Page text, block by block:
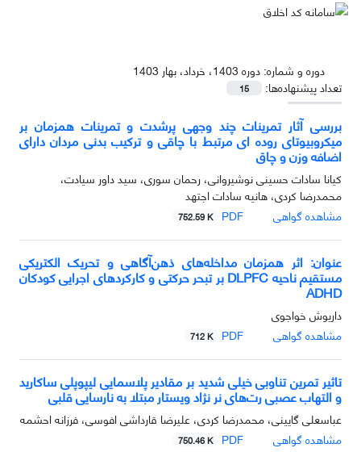
دوره و شماره:دوره 1403، خرداد، بهار 1403
تعداد پیشنهاده‌ها:
15
بررسی آثار تمرینات چند وجهی پرشدت و تمرینات همزمان بر
میکروبیوتای روده ای مرتبط با چاقی و ترکیب بدنی مردان دارای
اضافه وزن و چاق
کیانا سادات حسینی نوشیروانی، رحمان سوری، سید داور سیادت،
محمدرضا کردی، هانیه سادات اجتهد
مشاهده گواهی
PDF
752.59 K
عنوان: اثر همزمان مداخله‌های ذهن‌آگاهی و تحریک الکتریکی
مستقیم ناحیه DLPFC بر تبحر حرکتی و کارکردهای اجرایی کودکان
ADHD
داریوش خواجوی
مشاهده گواهی
PDF
712 K
تاثیر تمرین تناوبی خیلی شدید بر مقادیر پلاسمایی لیپوپلی ساکارید
و التهاب عصبی رت‌های نر نژاد ویستار مبتلا به نارسایی قلبی
عباسعلی گایینی، محمدرضا کردی، علیرضا قارداشی افوسی، فرزانه احشمه
مشاهده گواهی
PDF
750.46 K